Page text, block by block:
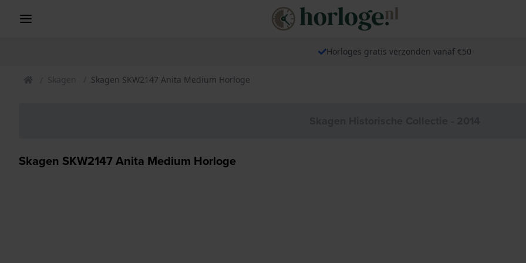
Horloges gratis verzonden vanaf €50
Skagen Skagen SKW2147 Anita Medium Horloge
Skagen SKW2147 Anita Medium Horloge